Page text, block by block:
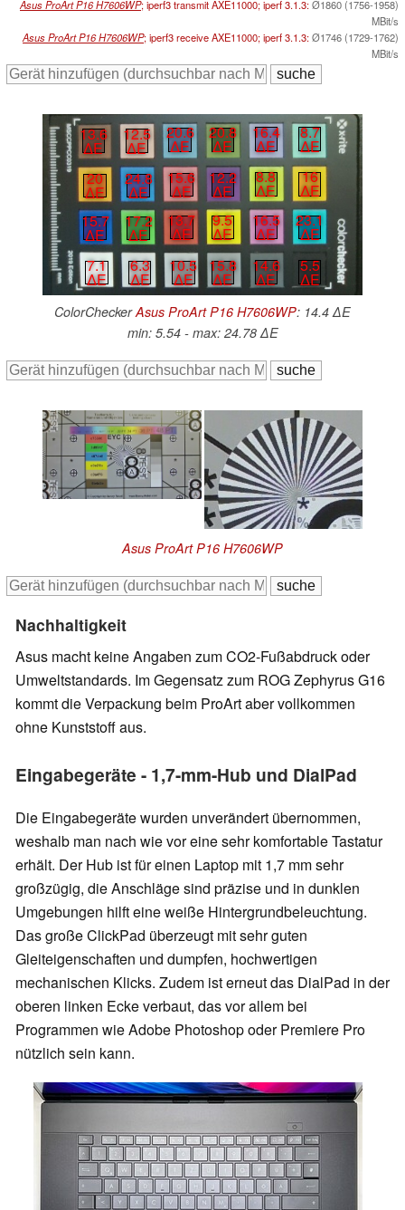
Asus ProArt P16 H7606WP; iperf3 transmit AXE11000; iperf 3.1.3:Ø1860 (1756-1958)
MBit/s
Asus ProArt P16 H7606WP; iperf3 receive AXE11000; iperf 3.1.3:Ø1746 (1729-1762)
MBit/s
13.6
∆E
12.5
∆E
20.6
∆E
20.8
∆E
16.4
∆E
8.7
∆E
20
∆E
24.8
∆E
15.6
∆E
12.2
∆E
8.8
∆E
16
∆E
15.7
∆E
17.2
∆E
13.7
∆E
9.5
∆E
16.5
∆E
23.1
∆E
7.1
∆E
6.3
∆E
10.5
∆E
15.8
∆E
14.6
∆E
5.5
∆E
ColorCheckerAsus ProArt P16 H7606WP: 14.4 ∆E
min: 5.54 - max: 24.78 ∆E
Asus ProArt P16 H7606WP
Nachhaltigkeit
Asus macht keine Angaben zum CO2-Fußabdruck oder
Umweltstandards. Im Gegensatz zum ROG Zephyrus G16
kommt die Verpackung beim ProArt aber vollkommen
ohne Kunststoff aus.
Eingabegeräte - 1,7-mm-Hub und DialPad
Die Eingabegeräte wurden unverändert übernommen,
weshalb man nach wie vor eine sehr komfortable Tastatur
erhält. Der Hub ist für einen Laptop mit 1,7 mm sehr
großzügig, die Anschläge sind präzise und in dunklen
Umgebungen hilft eine weiße Hintergrundbeleuchtung.
Das große ClickPad überzeugt mit sehr guten
Gleiteigenschaften und dumpfen, hochwertigen
mechanischen Klicks. Zudem ist erneut das DialPad in der
oberen linken Ecke verbaut, das vor allem bei
Programmen wie Adobe Photoshop oder Premiere Pro
nützlich sein kann.